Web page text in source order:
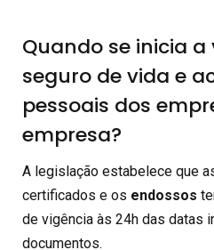
Quando se inicia
seguro de vida e
pessoais dos
empresa?
A legislação estabelece que
certificados e os endossos
de vigência às 24h das datas
documentos.